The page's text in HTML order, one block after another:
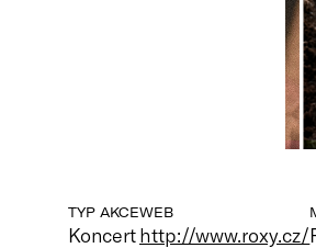
TYP AKCE
Koncert
WEB
http://www.roxy.cz/